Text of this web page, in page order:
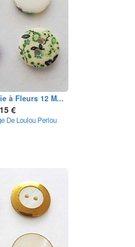
à Fleurs 12 M...
€
De Loulou Perlou